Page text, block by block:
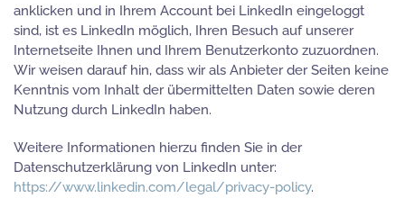
anklicken und in Ihrem Account bei LinkedIn eingeloggt
sind, ist es LinkedIn möglich, Ihren Besuch auf unserer
Internetseite Ihnen und Ihrem Benutzerkonto zuzuordnen.
Wir weisen darauf hin, dass wir als Anbieter der Seiten keine
Kenntnis vom Inhalt der übermittelten Daten sowie deren
Nutzung durch LinkedIn haben.
Weitere Informationen hierzu finden Sie in der
Datenschutzerklärung von LinkedIn unter:
https://www.linkedin.com/legal/privacy-policy.